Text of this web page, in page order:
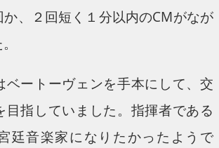
、２回短く１分以内のCMがなが
ベートーヴェンを手本にして、交
目指していました。指揮者である
廷音楽家になりたかったようで